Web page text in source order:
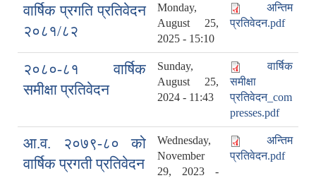
वार्षिक प्रगति प्रतिवेदन
२०८१/८२
Monday,
August 25,
2025 - 15:10
अन्तिम
प्रतिवेदन.pdf
२०८०-८१ वार्षिक
समीक्षा प्रतिवेदन
Sunday,
August 25,
2024 - 11:43
वार्षिक
समीक्षा
प्रतिवेदन_com
presses.pdf
आ.व. २०७९-८० को
वार्षिक प्रगती प्रतिवेदन
Wednesday,
November
29, 2023 -
अन्तिम
प्रतिवेदन.pdf